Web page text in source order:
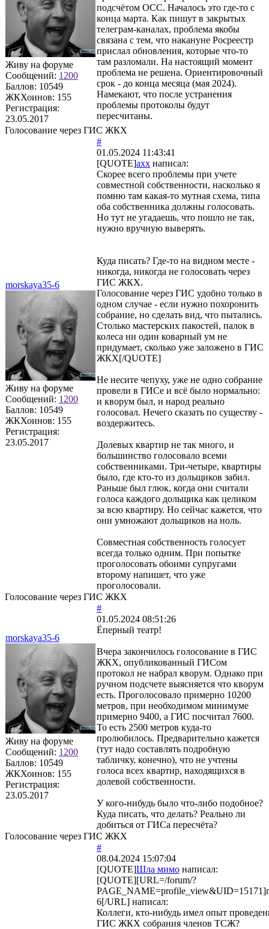
Живу на форуме
Сообщений: 1200
Баллов: 10549
ЖКХоинов: 155
Регистрация:
23.05.2017
подсчётом ОСС. Началось это где-то с
конца марта. Как пишут в закрытых
телеграм-каналах, проблема якобы
связана с тем, что накануне Росреестр
прислал обновления, которые что-то
там разломали. На настоящий момент
проблема не решена. Ориентировочный
срок - до конца месяца (мая 2024).
Намекают, что после устранения
проблемы протоколы будут
пересчитаны.
Голосование через ГИС ЖКХ
morskaya35-6
Живу на форуме
Сообщений: 1200
Баллов: 10549
ЖКХоинов: 155
Регистрация:
23.05.2017
#
01.05.2024 11:43:41
[QUOTE]axx написал:
Скорее всего проблемы при учете
совместной собственности, насколько я
помню там какая-то мутная схема, типа
оба собственника должны голосовать.
Но тут не угадаешь, что пошло не так,
нужно вручную выверять.
Куда писать? Где-то на видном месте -
никогда, никогда не голосовать через
ГИС ЖКХ.
Голосование через ГИС удобно только в
одном случае - если нужно похоронить
собрание, но сделать вид, что пытались.
Столько мастерских пакостей, палок в
колеса ни один коварный ум не
придумает, сколько уже заложено в ГИС
ЖКХ[/QUOTE]
Не несите чепуху, уже не одно собрание
провели в ГИСе и всё было нормально:
и кворум был, и народ реально
голосовал. Нечего сказать по существу -
воздержитесь.
Долевых квартир не так много, и
большинство голосовало всеми
собственниками. Три-четыре, квартиры
было, где кто-то из дольщиков забил.
Раньше был глюк, когда они считали
голоса каждого дольщика как целиком
за всю квартиру. Но сейчас кажется, что
они умножают дольщиков на ноль.
Совместная собственность голосует
всегда только одним. При попытке
проголосовать обоими супругами
второму напишет, что уже
проголосовали.
Голосование через ГИС ЖКХ
morskaya35-6
Живу на форуме
Сообщений: 1200
Баллов: 10549
ЖКХоинов: 155
Регистрация:
23.05.2017
#
01.05.2024 08:51:26
Ёперный театр!
Вчера закончилось голосование в ГИС
ЖКХ, опубликованный ГИСом
протокол не набрал кворум. Однако при
ручном подсчете выясняется что кворум
есть. Проголосовало примерно 10200
метров, при необходимом минимуме
примерно 9400, а ГИС посчитал 7600.
То есть 2500 метров куда-то
пролюбилось. Предварительно кажется
(тут надо составлять подробную
табличку, конечно), что не учтены
голоса всех квартир, находящихся в
долевой собственности.
У кого-нибудь было что-либо подобное?
Куда писать, что делать? Реально ли
добиться от ГИСа пересчёта?
Голосование через ГИС ЖКХ
#
08.04.2024 15:07:04
[QUOTE]Шла мимо написал:
[QUOTE][URL=/forum/?
6[/URL] написал:
Коллеги, кто-нибудь имел опыт
ГИС ЖКХ собрания членов ТСЖ?